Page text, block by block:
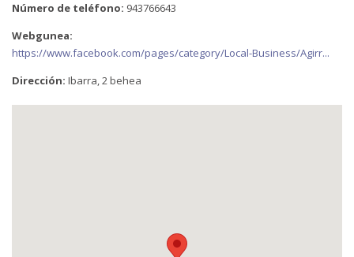
Número de teléfono: 943766643
Webgunea:
https://www.facebook.com/pages/category/Local-Business/Agirr...
Dirección: Ibarra, 2 behea